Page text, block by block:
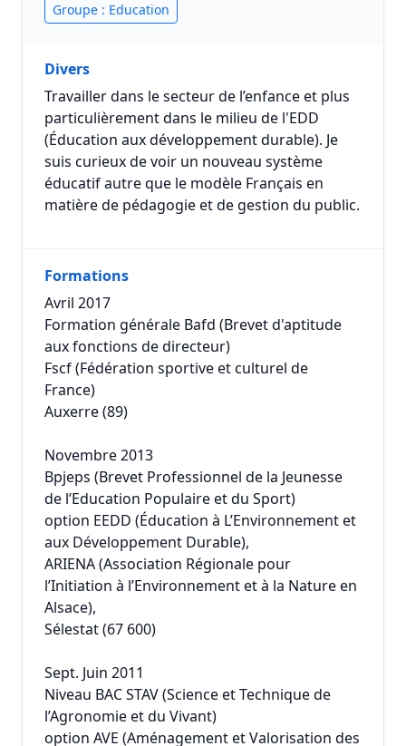
Groupe : Education
Divers
Travailler dans le secteur de l’enfance et plus
particulièrement dans le milieu de l'EDD
(Éducation aux développement durable). Je
suis curieux de voir un nouveau système
éducatif autre que le modèle Français en
matière de pédagogie et de gestion du public.
Formations
Avril 2017
Formation générale Bafd (Brevet d'aptitude
aux fonctions de directeur)
Fscf (Fédération sportive et culturel de
France)
Auxerre (89)
Novembre 2013
Bpjeps (Brevet Professionnel de la Jeunesse
de l’Education Populaire et du Sport)
option EEDD (Éducation à L’Environnement et
aux Développement Durable),
ARIENA (Association Régionale pour
l’Initiation à l’Environnement et à la Nature en
Alsace),
Sélestat (67 600)
Sept. Juin 2011
Niveau BAC STAV (Science et Technique de
l’Agronomie et du Vivant)
option AVE (Aménagement et Valorisation des